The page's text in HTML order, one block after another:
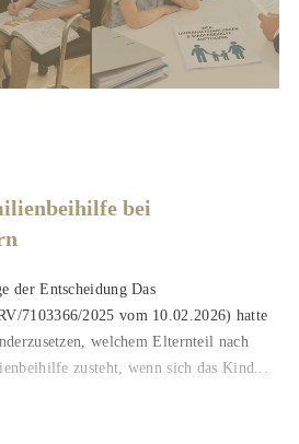
bei
der Entscheidung Das
7103366/2025 vom 10.02.2026) hatte
welchem Elternteil nach
zusteht, wenn sich das Kind...